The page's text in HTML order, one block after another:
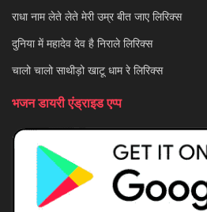
राधा नाम लेते लेते मेरी उम्र बीत जाए लिरिक्स
दुनिया में महादेव देव है निराले लिरिक्स
चालो चालो साथीड़ो खाटू धाम रे लिरिक्स
भजन डायरी एंड्राइड एप्प